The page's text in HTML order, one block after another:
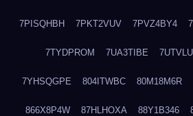
7PISQHBH 7PKT2VUV 7PVZ4BY4
7TYDPROM 7UA3TIBE
7YHSQGPE 804ITWBC 80M18M6R
866X8P4W 87HLHOXA 88Y1B346